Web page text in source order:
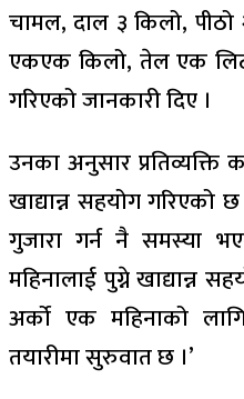
चामल, दाल ३ किलो, पीठो
एकएक किलो, तेल एक
गरिएको जानकारी दिए ।
उनका अनुसार प्रतिव्यक्ति
खाद्यान्न सहयोग गरिएको
गुजारा गर्न नै समस्या
महिनालाई पुग्ने खाद्यान्न
अर्को एक महिनाको
तयारीमा सुरुवात छ ।’